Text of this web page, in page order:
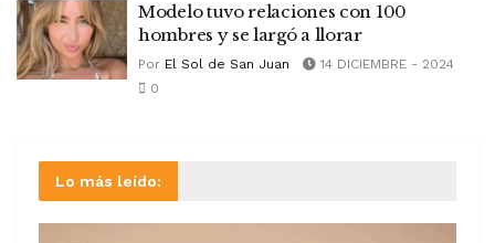
Modelo tuvo relaciones con 100
hombres y se largó a llorar
Por El Sol de San Juan
14 DICIEMBRE - 2024
0
Lo más leído: